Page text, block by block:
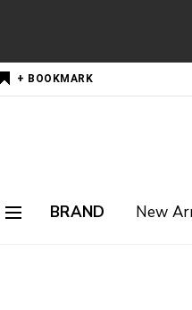
+ BOOKMARK
BRAND New